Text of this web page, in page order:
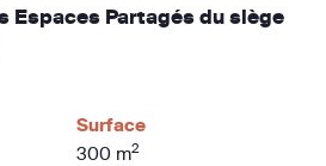
Espaces Partagés du siège
Surface
300 m2